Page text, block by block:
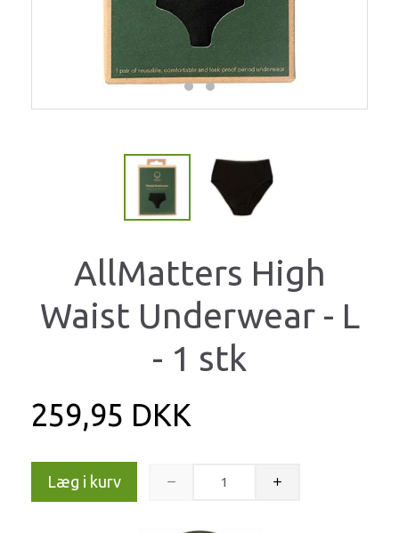
AllMatters High
Waist Underwear - L
- 1 stk
259,95 DKK
Læg i kurv